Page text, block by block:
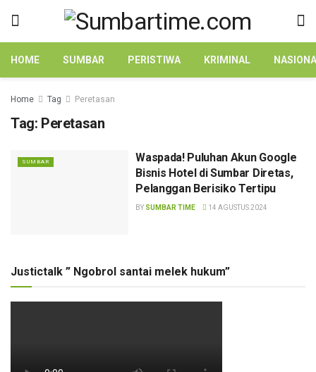
HOME SUMBAR PERISTIWA KRIMINAL
Home Tag Peretasan
Tag: Peretasan
SUMBAR
Waspada! Puluhan Akun Google
Bisnis Hotel di Sumbar Diretas,
Pelanggan Berisiko Tertipu
BY SUMBAR TIME 14 AGUSTUS 2024
Justictalk ” Ngobrol santai melek hukum”